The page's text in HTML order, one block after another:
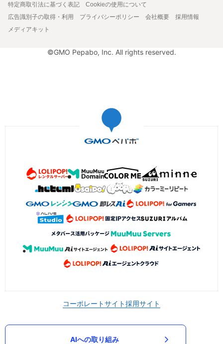
特定商取引法に基づく表記
Cookieの使用について
広告識別子の取得・利用
プライバシーポリシー 会社概要
採用情報
メディアキット
©GMO Pepabo, Inc. All rights reserved.
コーポレートサイト採用サイト
AIへの取り組み